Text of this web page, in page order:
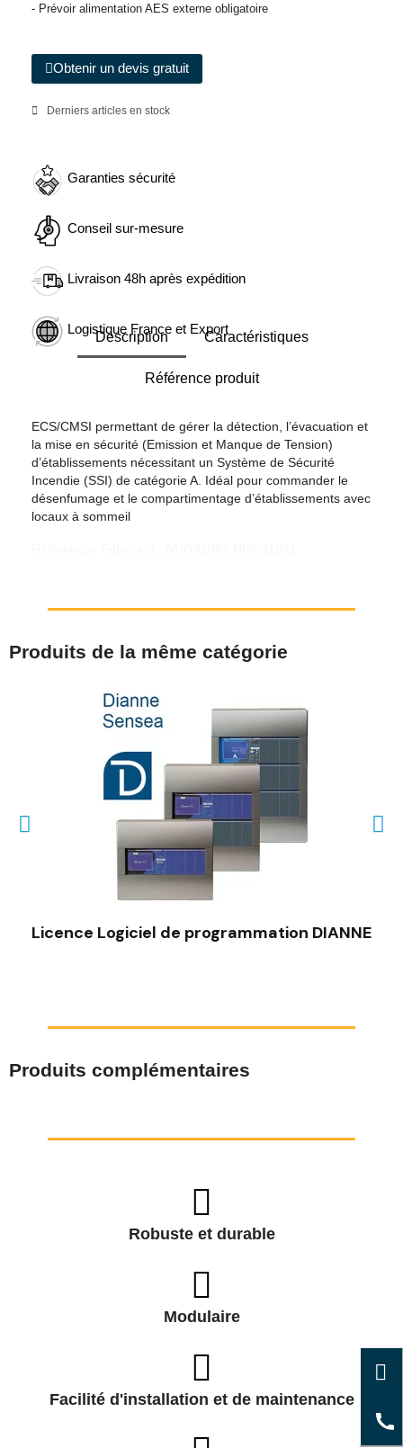
- Prévoir alimentation AES externe obligatoire
Obtenir un devis gratuit
Derniers articles en stock
Garanties sécurité
Conseil sur-mesure
Livraison 48h après expédition
Logistique France et Export
Description Caractéristiques
Référence produit
ECS/CMSI permettant de gérer la détection, l’évacuation et
la mise en sécurité (Emission et Manque de Tension)
d’établissements nécessitant un Système de Sécurité
Incendie (SSI) de catégorie A. Idéal pour commander le
désenfumage et le compartimentage d’établissements avec
locaux à sommeil
Produits de la même catégorie
Licence Logiciel de programmation DIANNE
Produits complémentaires
Robuste et durable
Modulaire
Facilité d'installation et de maintenance